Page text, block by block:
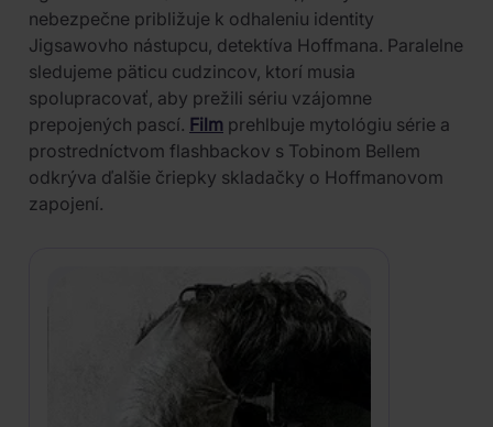
nebezpečne približuje k odhaleniu identity
Jigsawovho nástupcu, detektíva Hoffmana. Paralelne
sledujeme päticu cudzincov, ktorí musia
spolupracovať, aby prežili sériu vzájomne
prepojených pascí. Film prehlbuje mytológiu série a
prostredníctvom flashbackov s Tobinom Bellem
odkrýva ďalšie čriepky skladačky o Hoffmanovom
zapojení.